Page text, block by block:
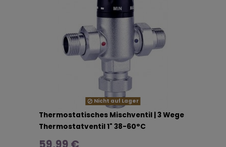
Nicht auf Lager
Thermostatisches Mischventil | 3 Wege
Thermostatventil 1" 38-60°C